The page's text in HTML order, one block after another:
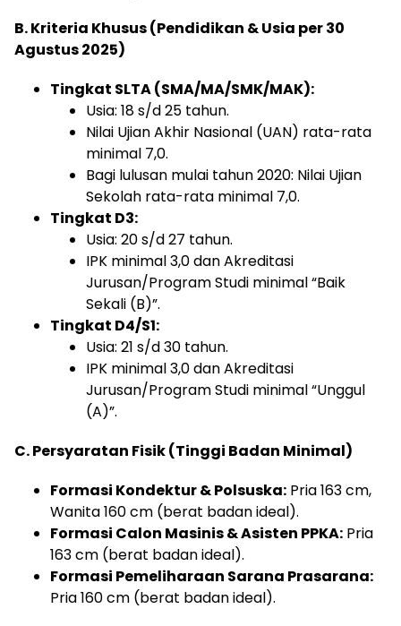
B. Kriteria Khusus (Pendidikan & Usia per 30
Agustus 2025)
Tingkat SLTA (SMA/MA/SMK/MAK):
Usia: 18 s/d 25 tahun.
Nilai Ujian Akhir Nasional (UAN) rata-rata
minimal 7,0.
Bagi lulusan mulai tahun 2020: Nilai Ujian
Sekolah rata-rata minimal 7,0.
Tingkat D3:
Usia: 20 s/d 27 tahun.
IPK minimal 3,0 dan Akreditasi
Jurusan/Program Studi minimal “Baik
Sekali (B)”.
Tingkat D4/S1:
Usia: 21 s/d 30 tahun.
IPK minimal 3,0 dan Akreditasi
Jurusan/Program Studi minimal “Unggul
(A)”.
C. Persyaratan Fisik (Tinggi Badan Minimal)
Formasi Kondektur & Polsuska: Pria 163 cm,
Wanita 160 cm (berat badan ideal).
Formasi Calon Masinis & Asisten PPKA: Pria
163 cm (berat badan ideal).
Formasi Pemeliharaan Sarana Prasarana:
Pria 160 cm (berat badan ideal).